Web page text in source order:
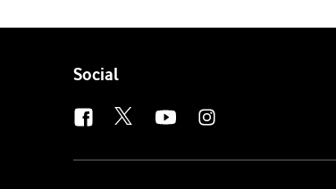
Follow
Social